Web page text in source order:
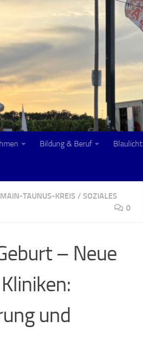
Bildung & Beruf Blaulicht
MAIN-TAUNUS-KREIS / SOZIALES
0
– Neue
und